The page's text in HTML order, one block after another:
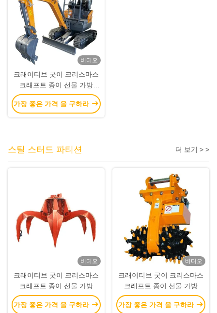
비디오
크래이티브 굿이 크리스마스
크래프트 종이 선물 가방
Xmas 장식 파티에 자신의 로
고와
가장 좋은 가격 을 구하라
스틸 스터드 파티션 더 보기 > >
비디오
크래이티브 굿이 크리스마스
크래프트 종이 선물 가방
Xmas 장식 파티에 자신의 로
고와
가장 좋은 가격 을 구하라
비디오
크래이티브 굿이 크리스마스
크래프트 종이 선물 가방
Xmas 장식 파티에 자신의 로
고와
가장 좋은 가격 을 구하라